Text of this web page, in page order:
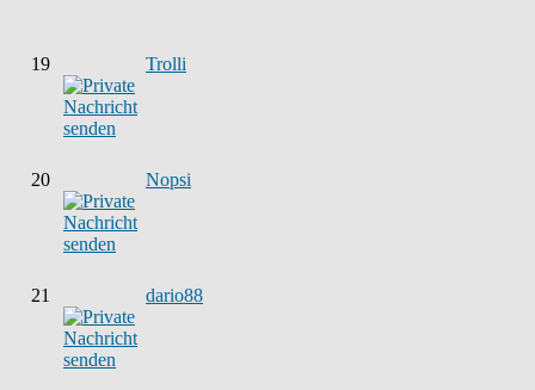
19 Trolli
20 Nopsi
21 dario88